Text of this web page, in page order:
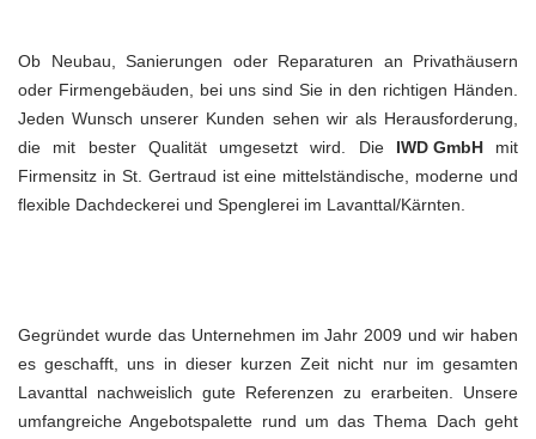
Ob Neubau, Sanierungen oder Reparaturen an Privathäusern
oder Firmengebäuden, bei uns sind Sie in den richtigen Händen.
Jeden Wunsch unserer Kunden sehen wir als Herausforderung,
die mit bester Qualität umgesetzt wird. Die IWD GmbHmit
Firmensitz in St. Gertraud ist eine mittelständische, moderne und
flexible Dachdeckerei und Spenglerei im Lavanttal/Kärnten.
Gegründet wurde das Unternehmen im Jahr 2009 und wir haben
es geschafft, uns in dieser kurzen Zeit nicht nur im gesamten
Lavanttal nachweislich gute Referenzen zu erarbeiten. Unsere
umfangreiche Angebotspalette rund um das Thema Dach geht